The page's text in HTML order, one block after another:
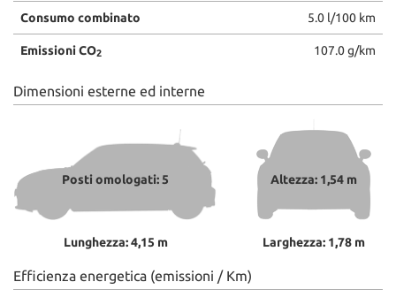
Consumo combinato 5.0 l/100 km
Emissioni CO2 107.0 g/km
Dimensioni esterne ed interne
Posti omologati: 5
Lunghezza: 4,15 m
Altezza: 1,54 m
Larghezza: 1,78 m
Efficienza energetica (emissioni / Km)